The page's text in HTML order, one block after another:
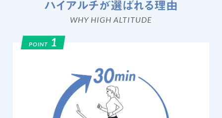
ハイアルチが選ばれる理由
WHY HIGH ALTITUDE
POINT 1